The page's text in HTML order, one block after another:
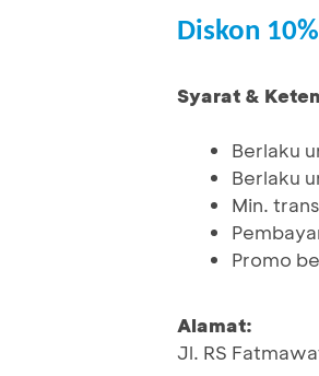
Diskon 10%
Syarat &
Berlaku
Berlaku
Min.
Promo
Alamat:
Jl. RS